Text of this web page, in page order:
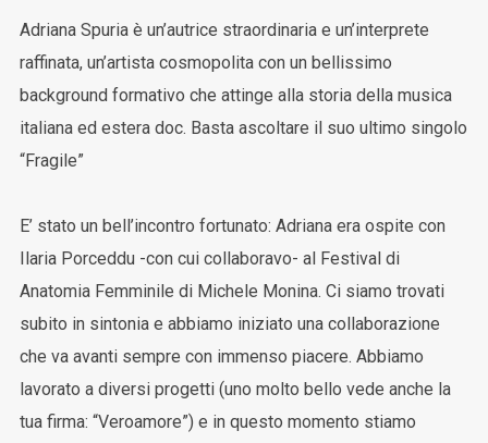
Adriana Spuria è un’autrice straordinaria e un’interprete
raffinata, un’artista cosmopolita con un bellissimo
background formativo che attinge alla storia della musica
italiana ed estera doc. Basta ascoltare il suo ultimo singolo
“Fragile”
E’ stato un bell’incontro fortunato: Adriana era ospite con
Ilaria Porceddu -con cui collaboravo- al Festival di
Anatomia Femminile di Michele Monina. Ci siamo trovati
subito in sintonia e abbiamo iniziato una collaborazione
che va avanti sempre con immenso piacere. Abbiamo
lavorato a diversi progetti (uno molto bello vede anche la
tua firma: “Veroamore”) e in questo momento stiamo